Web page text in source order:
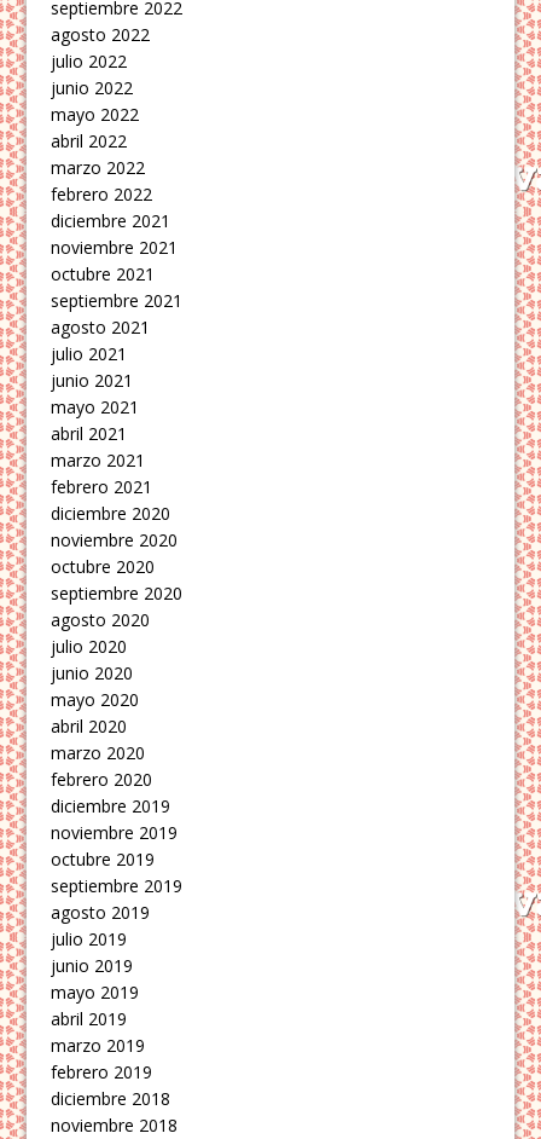
septiembre 2022
agosto 2022
julio 2022
junio 2022
mayo 2022
abril 2022
marzo 2022
febrero 2022
diciembre 2021
noviembre 2021
octubre 2021
septiembre 2021
agosto 2021
julio 2021
junio 2021
mayo 2021
abril 2021
marzo 2021
febrero 2021
diciembre 2020
noviembre 2020
octubre 2020
septiembre 2020
agosto 2020
julio 2020
junio 2020
mayo 2020
abril 2020
marzo 2020
febrero 2020
diciembre 2019
noviembre 2019
octubre 2019
septiembre 2019
agosto 2019
julio 2019
junio 2019
mayo 2019
abril 2019
marzo 2019
febrero 2019
diciembre 2018
noviembre 2018